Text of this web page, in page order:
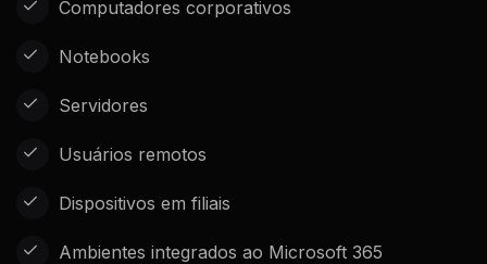
Computadores corporativos
Notebooks
Servidores
Usuários remotos
Dispositivos em filiais
Ambientes integrados ao Microsoft 365